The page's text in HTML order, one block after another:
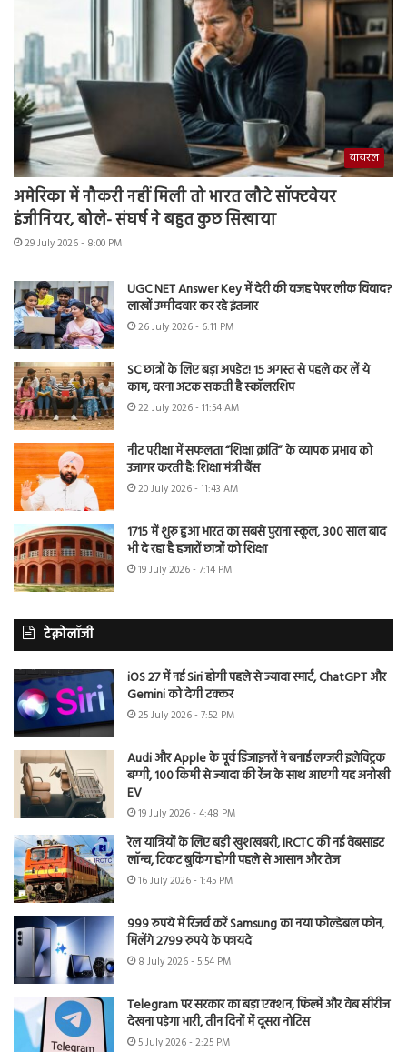
वायरल
अमेरिका में नौकरी नहीं मिली तो भारत लौटे सॉफ्टवेयर
इंजीनियर, बोले- संघर्ष ने बहुत कुछ सिखाया
29 July 2026 - 8:00 PM
UGC NET Answer Key में देरी की वजह पेपर लीक विवाद?
लाखों उम्मीदवार कर रहे इंतजार
26 July 2026 - 6:11 PM
SC छात्रों के लिए बड़ा अपडेट! 15 अगस्त से पहले कर लें ये
काम, वरना अटक सकती है स्कॉलरशिप
22 July 2026 - 11:54 AM
नीट परीक्षा में सफलता “शिक्षा क्रांति” के व्यापक प्रभाव को
उजागर करती है: शिक्षा मंत्री बैंस
20 July 2026 - 11:43 AM
1715 में शुरू हुआ भारत का सबसे पुराना स्कूल, 300 साल बाद
भी दे रहा है हजारों छात्रों को शिक्षा
19 July 2026 - 7:14 PM
टेक्नोलॉजी
iOS 27 में नई Siri होगी पहले से ज्यादा स्मार्ट, ChatGPT और
Gemini को देगी टक्कर
25 July 2026 - 7:52 PM
Audi और Apple के पूर्व डिजाइनरों ने बनाई लग्जरी इलेक्ट्रिक
बग्गी, 100 किमी से ज्यादा की रेंज के साथ आएगी यह अनोखी
EV
19 July 2026 - 4:48 PM
रेल यात्रियों के लिए बड़ी खुशखबरी, IRCTC की नई वेबसाइट
लॉन्च, टिकट बुकिंग होगी पहले से आसान और तेज
16 July 2026 - 1:45 PM
999 रुपये में रिजर्व करें Samsung का नया फोल्डेबल फोन,
मिलेंगे 2799 रुपये के फायदे
8 July 2026 - 5:54 PM
Telegram पर सरकार का बड़ा एक्शन, फिल्में और वेब सीरीज
देखना पड़ेगा भारी, तीन दिनों में दूसरा नोटिस
5 July 2026 - 2:25 PM